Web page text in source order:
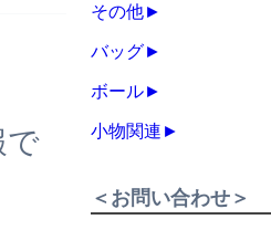
で
その他►
バッグ►
ボール►
小物関連 ►
＜お問い合わせ＞